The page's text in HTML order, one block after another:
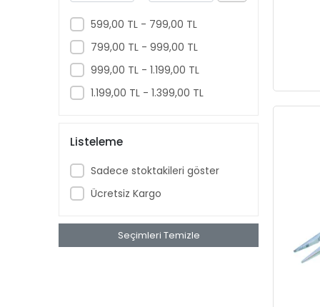
599,00 TL - 799,00 TL
799,00 TL - 999,00 TL
999,00 TL - 1.199,00 TL
1.199,00 TL - 1.399,00 TL
Listeleme
Sadece stoktakileri göster
Ücretsiz Kargo
Seçimleri Temizle